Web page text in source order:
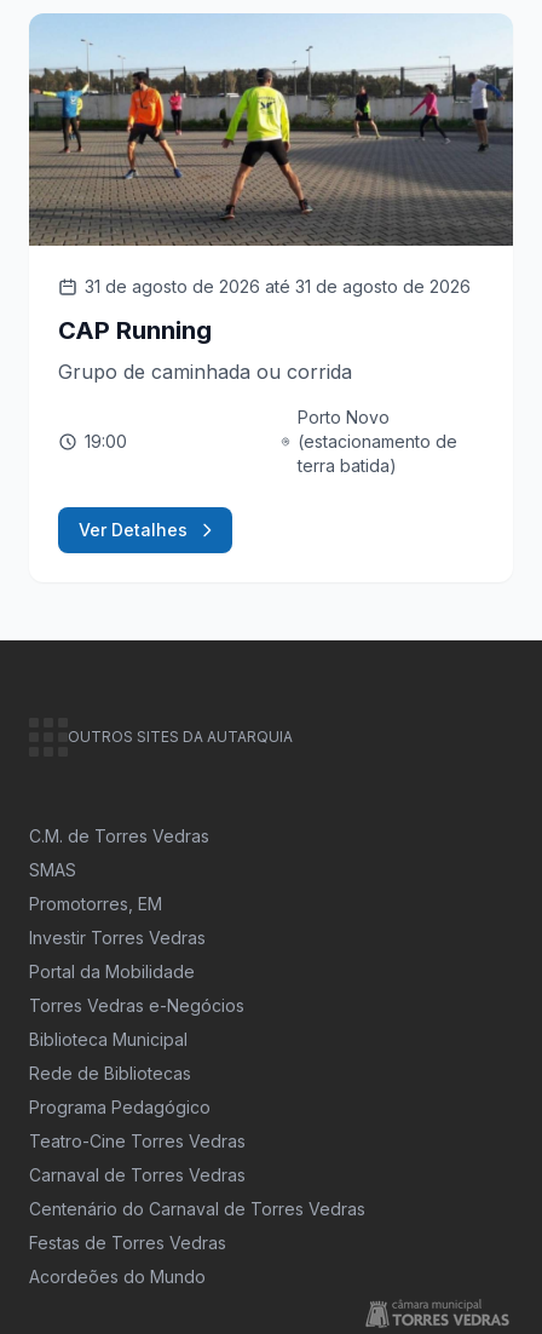
31 de agosto de 2026 até 31 de agosto de 2026
CAP Running
Grupo de caminhada ou corrida
19:00
Porto Novo
(estacionamento de
terra batida)
Ver Detalhes
OUTROS SITES DA AUTARQUIA
C.M. de Torres Vedras
SMAS
Promotorres, EM
Investir Torres Vedras
Portal da Mobilidade
Torres Vedras e-Negócios
Biblioteca Municipal
Rede de Bibliotecas
Programa Pedagógico
Teatro-Cine Torres Vedras
Carnaval de Torres Vedras
Centenário do Carnaval de Torres Vedras
Festas de Torres Vedras
Acordeões do Mundo